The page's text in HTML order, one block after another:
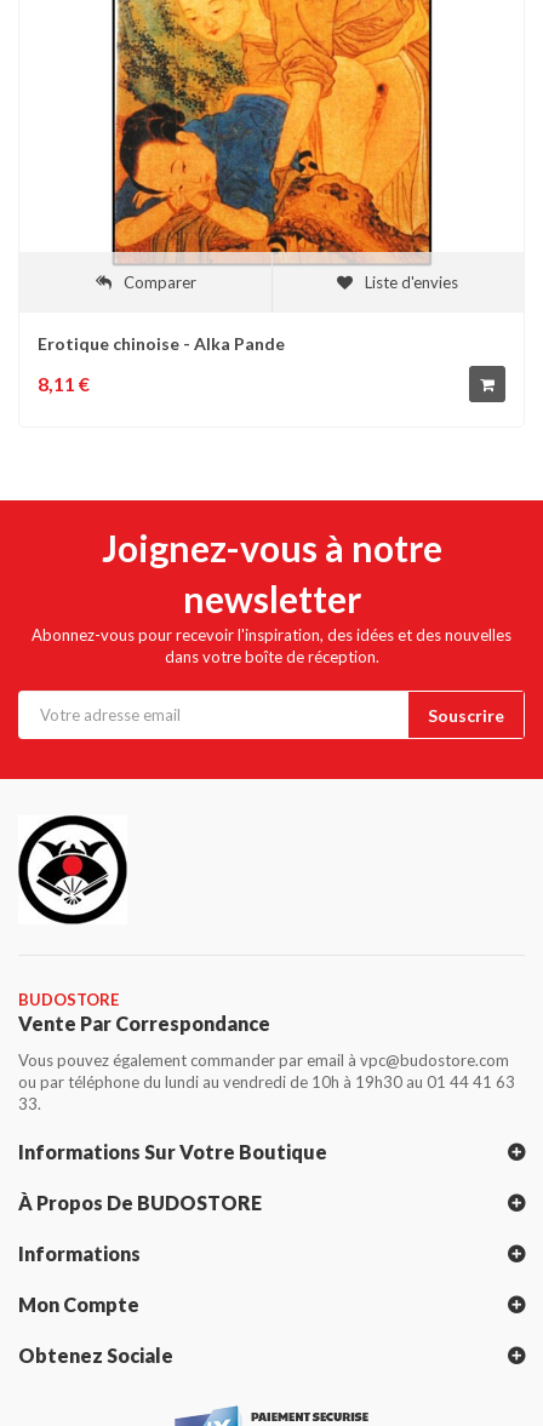
Comparer Liste d'envies
Erotique chinoise - Alka Pande
8,11 €
Joignez-vous à notre
newsletter
Abonnez-vous pour recevoir l'inspiration, des idées et des nouvelles
dans votre boîte de réception.
BUDOSTORE
Vente Par Correspondance
Vous pouvez également commander par email à vpc@budostore.com
ou par téléphone du lundi au vendredi de 10h à 19h30 au 01 44 41 63
33.
Informations Sur Votre Boutique
À Propos De BUDOSTORE
Informations
Mon Compte
Obtenez Sociale